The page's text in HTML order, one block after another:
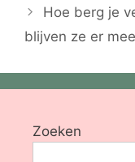
Hoe berg je
blijven ze er
Zoeken